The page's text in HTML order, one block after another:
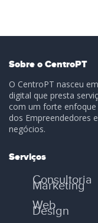
Sobre o CentroPT
O CentroPT nasceu
digital que presta
com um forte
dos Empreendedores
negócios.
Serviços
Consultoria
Marketing
Web
Design